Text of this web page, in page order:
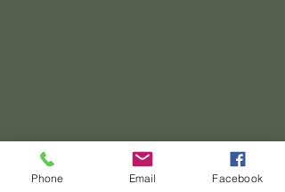
Phone Email Facebook